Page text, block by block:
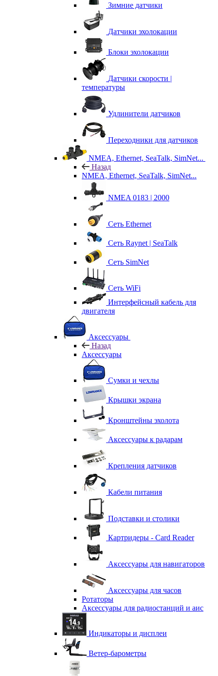
Зимние датчики
Датчики эхолокации
Блоки эхолокации
Датчики скорости |
температуры
Удлинители датчиков
Переходники для датчиков
NMEA, Ethernet, SeaTalk, SimNet...
Назад
NMEA, Ethernet, SeaTalk, SimNet...
NMEA 0183 | 2000
Сеть Ethernet
Сеть Raynet | SeaTalk
Сеть SimNet
Сеть WiFi
Интерфейсный кабель для
двигателя
Аксессуары
Назад
Аксессуары
Сумки и чехлы
Крышки экрана
Кронштейны эхолота
Аксессуары к радарам
Крепления датчиков
Кабели питания
Подставки и столики
Картридеры - Card Reader
Аксессуары для навигаторов
Аксессуары для часов
Ротаторы
Аксессуары для радиостанций и аис
Индикаторы и дисплеи
Ветер-барометры